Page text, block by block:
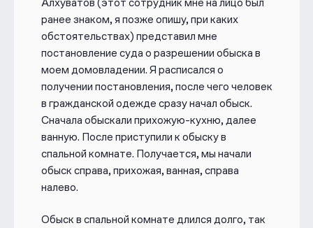
ранее знаком, я позже опишу, при каких
обстоятельствах) представил мне
постановление суда о разрешении обыска в
моем домовладении. Я расписался о
получении постановления, после чего человек
в гражданской одежде сразу начал обыск.
Сначала обыскали прихожую-кухню, далее
ванную. После приступили к обыску в
спальной комнате. Получается, мы начали
обыск справа, прихожая, ванная, справа
налево.
Обыск в спальной комнате длился долго, так